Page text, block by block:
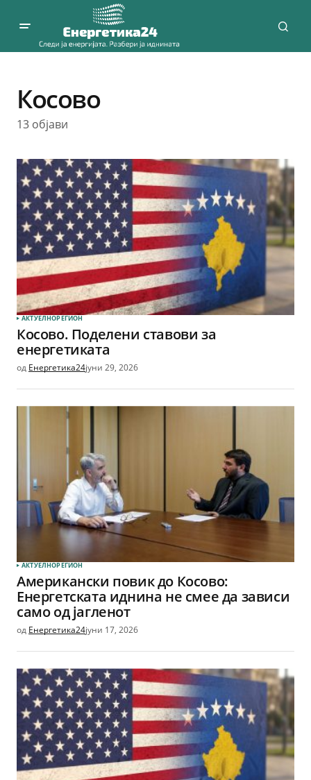
Косово
13 објави
АКТУЕЛНОРЕГИОН
Косово. Поделени ставови за
енергетиката
од Енергетика24јуни 29, 2026
АКТУЕЛНОРЕГИОН
Американски повик до Косово:
Енергетската иднина не смее да зависи
само од јагленот
од Енергетика24јуни 17, 2026